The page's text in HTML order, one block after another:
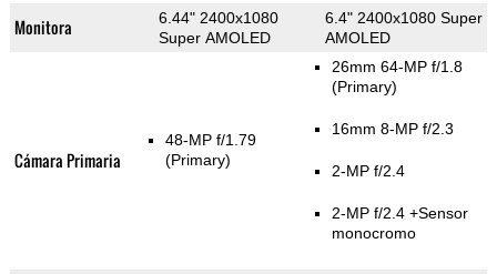
Monitora
6.44" 2400x1080
Super AMOLED
6.4" 2400x1080 Super
AMOLED
Cámara Primaria
48-MP f/1.79
(Primary)
26mm 64-MP f/1.8
(Primary)
16mm 8-MP f/2.3
2-MP f/2.4
2-MP f/2.4 +Sensor
monocromo